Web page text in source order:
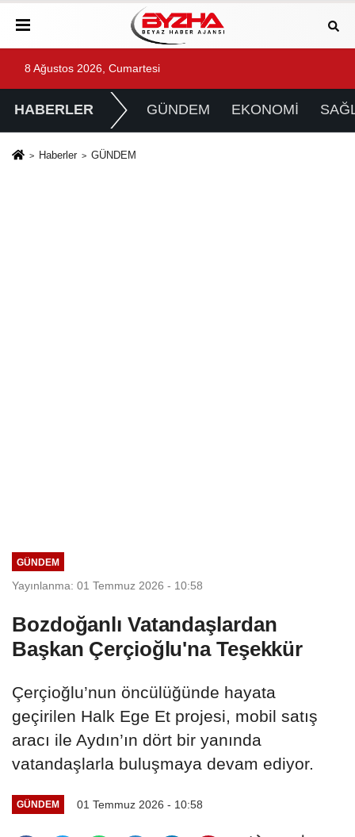
8 Ağustos 2026, Cumartesi
HABERLER GÜNDEM EKONOMİ
Haberler GÜNDEM
GÜNDEM
Yayınlanma: 01 Temmuz 2026 - 10:58
Bozdoğanlı Vatandaşlardan
Başkan Çerçioğlu'na Teşekkür
Çerçioğlu’nun öncülüğünde hayata
geçirilen Halk Ege Et projesi, mobil satış
aracı ile Aydın’ın dört bir yanında
vatandaşlarla buluşmaya devam ediyor.
GÜNDEM 01 Temmuz 2026 - 10:58